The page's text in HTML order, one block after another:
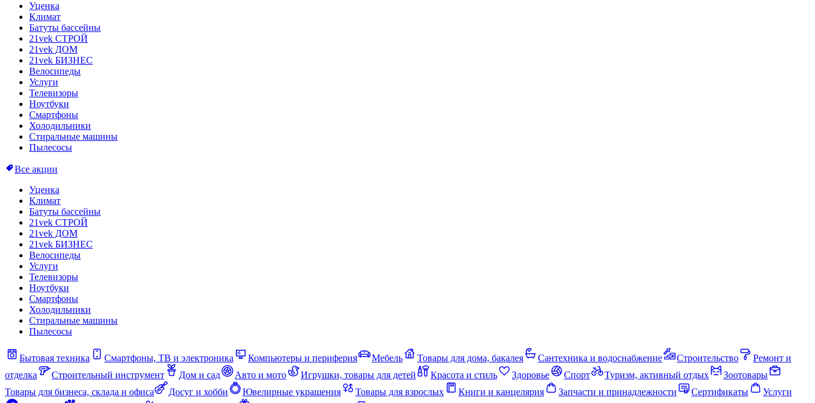
Уценка
Климат
Батуты бассейны
21vek СТРОЙ
21vek ДОМ
21vek БИЗНЕС
Велосипеды
Услуги
Телевизоры
Ноутбуки
Смартфоны
Холодильники
Стиральные машины
Пылесосы
Все акции
Уценка
Климат
Батуты бассейны
21vek СТРОЙ
21vek ДОМ
21vek БИЗНЕС
Велосипеды
Услуги
Телевизоры
Ноутбуки
Смартфоны
Холодильники
Стиральные машины
Пылесосы
Бытовая техника Смартфоны, ТВ и электроника Компьютеры и периферия Мебель Товары для дома, бакалея Сантехника и водоснабжение Строительство
Ремонт и
отделка
Строительный инструмент Дом и сад Авто и мото Игрушки, товары для детей Красота и стиль Здоровье Спорт Туризм, активный отдых
Зоотовары
Товары для бизнеса, склада и офиса
Досуг и хобби Ювелирные украшения Товары для взрослых Книги и канцелярия Запчасти и принадлежности Сертификаты
Услуги